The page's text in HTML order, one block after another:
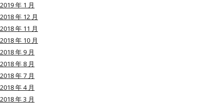
用户名或Email
密码
2019 年 1 月
2018 年 12 月
2018 年 11 月
2018 年 10 月
2018 年 9 月
2018 年 8 月
2018 年 7 月
2018 年 4 月
2018 年 3 月